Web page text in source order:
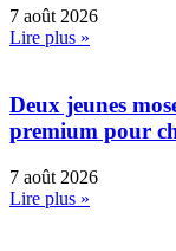
7 août 2026
Lire plus »
Deux jeunes
premium pour
7 août 2026
Lire plus »